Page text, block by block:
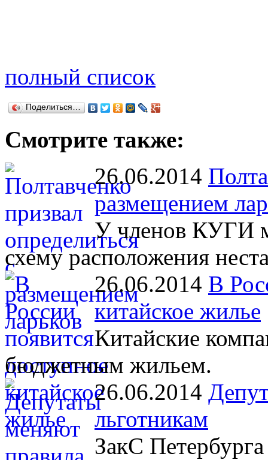
полный список
Поделиться…
Смотрите также:
26.06.2014
размещением
У членов КУГИ
схему расположения
26.06.2014 В
китайское жилье
Китайские
бюджетным жильем.
26.06.2014
льготникам
ЗакС